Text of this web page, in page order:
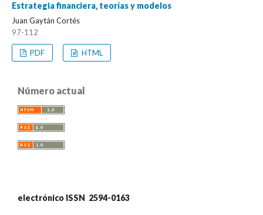
Estrategia financiera, teorías y modelos
Juan Gaytán Cortés
97-112
PDF HTML
Número actual
electrónico ISSN 2594-0163